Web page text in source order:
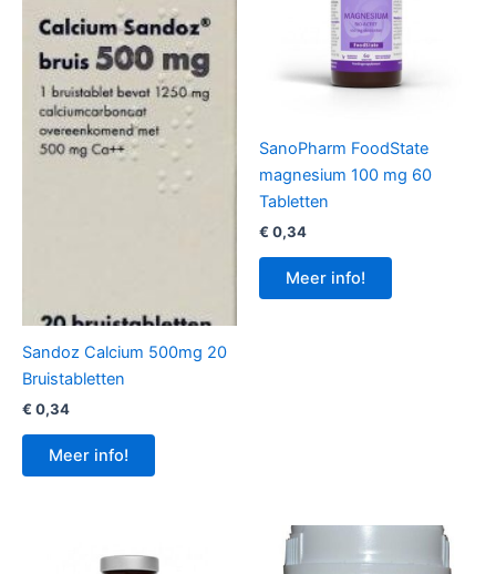
Sandoz Calcium 500mg 20
Bruistabletten
€ 0,34
Meer info!
SanoPharm FoodState
magnesium 100 mg 60
Tabletten
€ 0,34
Meer info!